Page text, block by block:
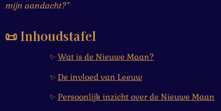
mijn aandacht?”
📜 Inhoudstafel
✨ Wat is de Nieuwe Maan?
✨ De invloed van Leeuw
✨ Persoonlijk inzicht over de Nieuwe Maan